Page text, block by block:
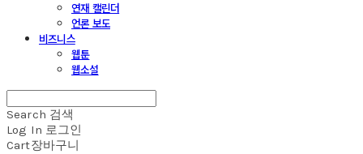
연재 캘린더
언론 보도
비즈니스
웹툰
웹소설
Search 검색
Log In 로그인
Cart장바구니